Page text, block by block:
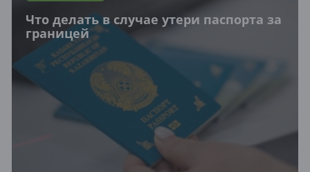
Что делать в случае утери паспорта за
границей